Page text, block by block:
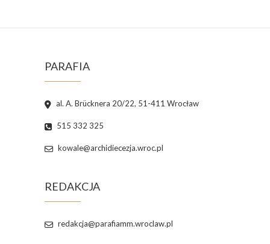
PARAFIA
al. A. Brücknera 20/22, 51-411 Wrocław
515 332 325
kowale@archidiecezja.wroc.pl
REDAKCJA
redakcja@parafiamm.wroclaw.pl